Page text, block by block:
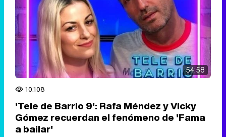
54:58
10.108
'Tele de Barrio 9': Rafa Méndez y Vicky
Gómez recuerdan el fenómeno de 'Fama
a bailar'